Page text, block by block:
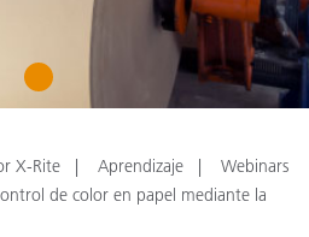
1
X-Rite Aprendizaje
Webinars
de color en papel mediante la